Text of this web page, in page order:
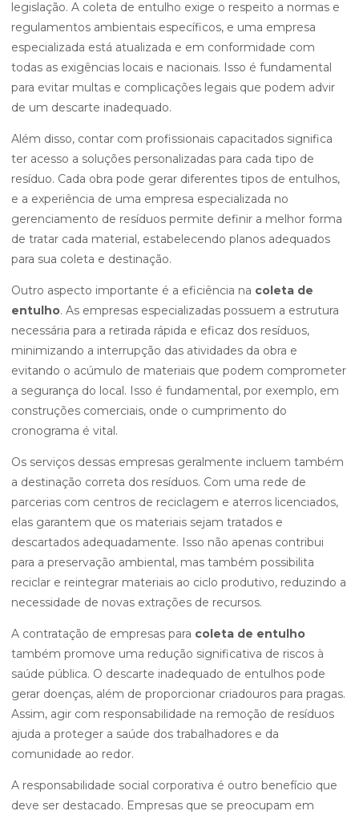
legislação. A coleta de entulho exige o respeito a normas e
regulamentos ambientais específicos, e uma empresa
especializada está atualizada e em conformidade com
todas as exigências locais e nacionais. Isso é fundamental
para evitar multas e complicações legais que podem advir
de um descarte inadequado.
Além disso, contar com profissionais capacitados significa
ter acesso a soluções personalizadas para cada tipo de
resíduo. Cada obra pode gerar diferentes tipos de entulhos,
e a experiência de uma empresa especializada no
gerenciamento de resíduos permite definir a melhor forma
de tratar cada material, estabelecendo planos adequados
para sua coleta e destinação.
Outro aspecto importante é a eficiência na coleta de
entulho. As empresas especializadas possuem a estrutura
necessária para a retirada rápida e eficaz dos resíduos,
minimizando a interrupção das atividades da obra e
evitando o acúmulo de materiais que podem comprometer
a segurança do local. Isso é fundamental, por exemplo, em
construções comerciais, onde o cumprimento do
cronograma é vital.
Os serviços dessas empresas geralmente incluem também
a destinação correta dos resíduos. Com uma rede de
parcerias com centros de reciclagem e aterros licenciados,
elas garantem que os materiais sejam tratados e
descartados adequadamente. Isso não apenas contribui
para a preservação ambiental, mas também possibilita
reciclar e reintegrar materiais ao ciclo produtivo, reduzindo a
necessidade de novas extrações de recursos.
A contratação de empresas para coleta de entulho
também promove uma redução significativa de riscos à
saúde pública. O descarte inadequado de entulhos pode
gerar doenças, além de proporcionar criadouros para pragas.
Assim, agir com responsabilidade na remoção de resíduos
ajuda a proteger a saúde dos trabalhadores e da
comunidade ao redor.
A responsabilidade social corporativa é outro benefício que
deve ser destacado. Empresas que se preocupam em